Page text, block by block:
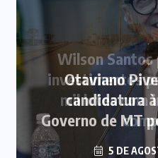
Otaviano
candidatura
Governo de MT
5 DE